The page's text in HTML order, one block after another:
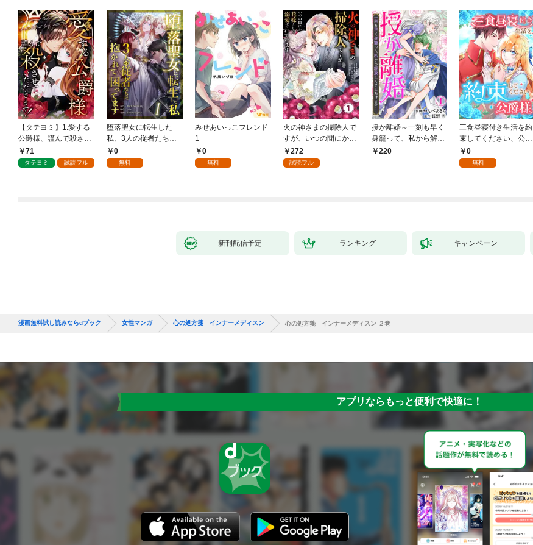
【タテヨミ】1.愛する
公爵様、謹んで殺させ
ていただきます！
71
タテヨミ 試読フル
堕落聖女に転生した
私、3人の従者たちに
抱かれて困ってます 第
1話
0
無料
みせあいっこフレンド
1
0
無料
火の神さまの掃除人で
すが、いつの間にか花
嫁として溺愛されてい
ます【単話】（１）
272
試読フル
授か離婚～一刻も早く
身籠って、私から解放
してさしあげます！1
220
三食昼寝付き生活を約
束してください、公爵
様 1話
0
無料
新刊配信予定 ランキング キャンペーン
漫画無料試し読みならdブック 女性マンガ 心の処方箋 インナーメディスン 心の処方箋 インナーメディスン ２巻
アプリならもっと便利で快適に！